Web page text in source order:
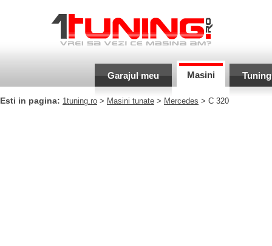
Garajul meu Masini Tuning
Esti in pagina: 1tuning.ro > Masini tunate > Mercedes > C 320